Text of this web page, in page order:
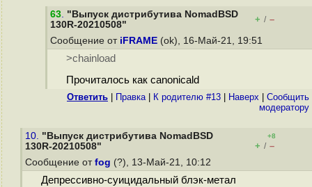
63. "Выпуск дистрибутива NomadBSD
130R-20210508"
+ / –
Сообщение от iFRAME (ok), 16-Май-21, 19:51
>chainload
Прочиталось как canonicald
Ответить Правка| К родителю #13 Наверх
Cообщить
модератору
10. "Выпуск дистрибутива NomadBSD
130R-20210508"
+8
+ / –
Сообщение от fog (?), 13-Май-21, 10:12
Депрессивно-суицидальный блэк-метал